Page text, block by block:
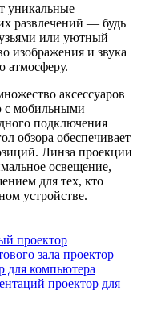
уникальные
развлечений — будь
или уютный
изображения и звука
атмосферу.
аксессуаров
с мобильными
подключения
обзора обеспечивает
Линза проекции
освещение,
для тех, кто
устройстве.
проектор
зала проектор
для компьютера
проектор для